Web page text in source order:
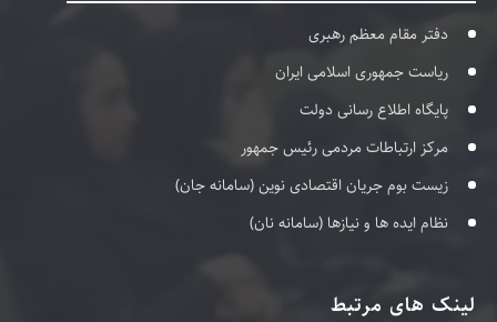
دفتر مقام معظم رهبری
ریاست جمهوری اسلامی ایران
پایگاه اطلاع رسانی دولت
مرکز ارتباطات مردمی رئیس جمهور
زیست بوم جریان اقتصادی نوین (سامانه جان)
نظام ایده ها و نیازها (سامانه نان)
لینک های مرتبط